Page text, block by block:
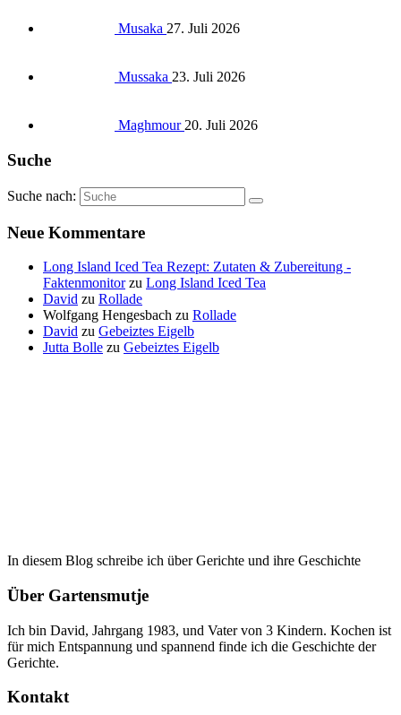
Musaka 27. Juli 2026
Mussaka 23. Juli 2026
Maghmour20. Juli 2026
Suche
Suche nach:
Neue Kommentare
Long Island Iced Tea Rezept: Zutaten & Zubereitung -
Faktenmonitorzu Long Island Iced Tea
David zu Rollade
Wolfgang Hengesbach zu Rollade
David zu Gebeiztes Eigelb
Jutta Bolle zu Gebeiztes Eigelb
In diesem Blog schreibe ich über Gerichte und ihre Geschichte
Über Gartensmutje
Ich bin David, Jahrgang 1983, und Vater von 3 Kindern. Kochen ist
für mich Entspannung und spannend finde ich die Geschichte der
Gerichte.
Kontakt